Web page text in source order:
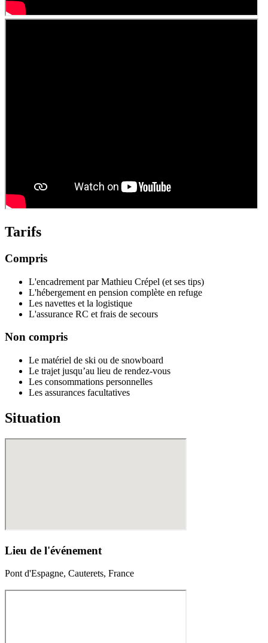
Tarifs
Compris
L'encadrement par Mathieu Crépel (et ses tips)
L'hébergement en pension complète en refuge
Les navettes et la logistique
L'assurance RC et frais de secours
Non compris
Le matériel de ski ou de snowboard
Le trajet jusqu’au lieu de rendez-vous
Les consommations personnelles
Les assurances facultatives
Situation
Lieu de l'événement
Pont d'Espagne, Cauterets, France